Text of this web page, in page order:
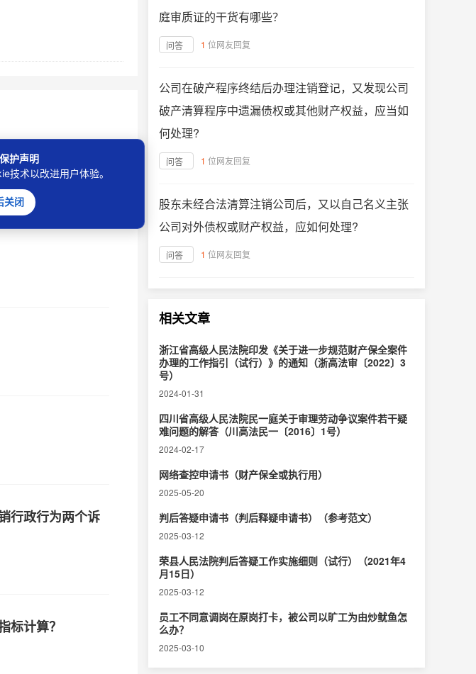
行政行为两个诉
标计算？
庭审质证的干货有哪些？
问答 1 位网友回复
公司在破产程序终结后办理注销登记，又发现公司
破产清算程序中遗漏债权或其他财产权益，应当如
何处理?
问答 1 位网友回复
股东未经合法清算注销公司后，又以自己名义主张
公司对外债权或财产权益，应如何处理?
问答 1 位网友回复
相关文章
浙江省高级人民法院印发《关于进一步规范财产保全案件
办理的工作指引（试行）》的通知（浙高法审〔2022〕3
号）
2024-01-31
四川省高级人民法院民一庭关于审理劳动争议案件若干疑
难问题的解答（川高法民一〔2016〕1号）
2024-02-17
网络查控申请书（财产保全或执行用）
2025-05-20
判后答疑申请书（判后释疑申请书）（参考范文）
2025-03-12
荣县人民法院判后答疑工作实施细则（试行）（2021年4
月15日）
2025-03-12
员工不同意调岗在原岗打卡，被公司以旷工为由炒鱿鱼怎
么办？
2025-03-10
护声明
技术以改进用户体验。
关闭